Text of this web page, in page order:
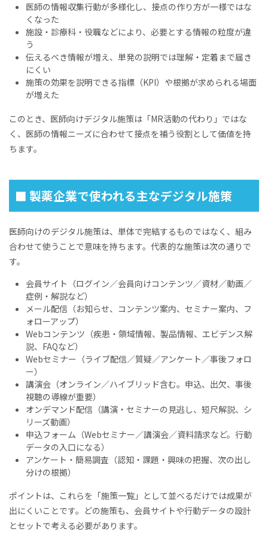
医師の情報収集行動が多様化し、接点の作り方が一様ではな
くなった
施設・診療科・役職などにより、必要とする情報の粒度が違
う
伝えるべき情報が増え、単発の説明では理解・定着まで届き
にくい
施策の効果を説明できる指標（KPI）や根拠が求められる場面
が増えた
このとき、医師向けデジタル施策は「MR活動の代わり」ではな
く、医師の情報ニーズに合わせて接点を補う役割として価値を持
ちます。
■ 製薬企業で使われる主なデジタル施策
医師向けのデジタル施策は、単体で完結するものではなく、組み
合わせて使うことで意味を持ちます。代表的な施策は次の通りで
す。
会員サイト（ログイン／会員向けコンテンツ／資材／動画／
症例・解説など）
メール配信（お知らせ、コンテンツ案内、セミナー案内、フ
ォローアップ）
Webコンテンツ（疾患・領域情報、製品情報、エビデンス解
説、FAQなど）
Webセミナー（ライブ配信／質疑／アンケート／事後フォロ
ー）
講演会（オンライン／ハイブリッド含む。申込、出欠、事後
視聴の導線が重要）
オンデマンド配信（講演・セミナーの見逃し、短尺解説、シ
リーズ動画）
申込フォーム（Webセミナー／講演会／資料請求など。行動
データの入口になる）
アンケート・簡易調査（認知・課題・興味の把握、次の出し
分けの根拠）
ポイントは、これらを「施策一覧」として並べるだけでは成果が
出にくいことです。どの施策も、会員サイトや行動データの設計
とセットで考える必要があります。